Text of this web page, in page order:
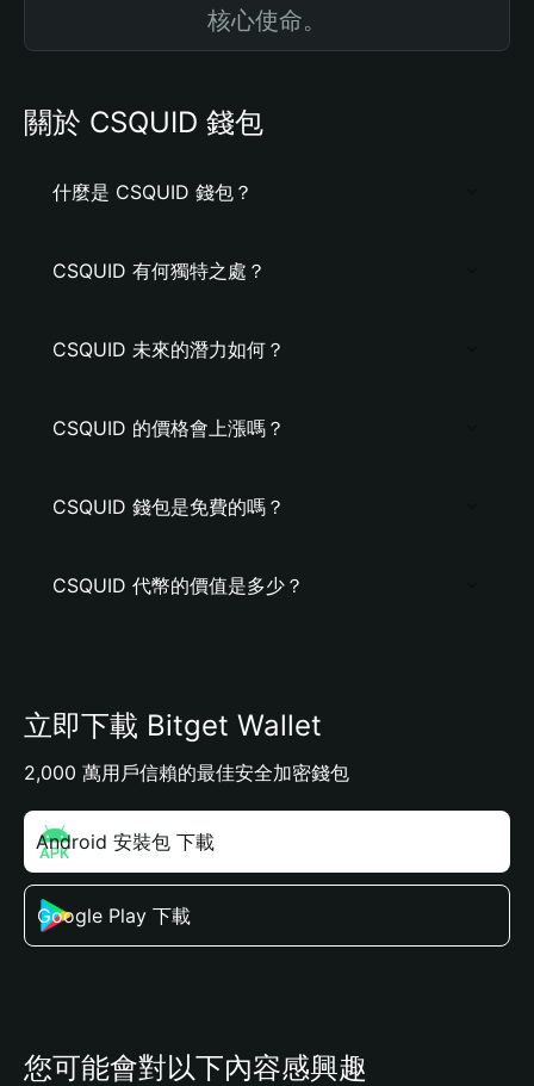
核心使命。
關於 CSQUID 錢包
什麼是 CSQUID 錢包？
CSQUID 有何獨特之處？
CSQUID 未來的潛力如何？
CSQUID 的價格會上漲嗎？
CSQUID 錢包是免費的嗎？
CSQUID 代幣的價值是多少？
立即下載 Bitget Wallet
2,000 萬用戶信賴的最佳安全加密錢包
Android 安裝包 下載
Google Play 下載
您可能會對以下內容感興趣